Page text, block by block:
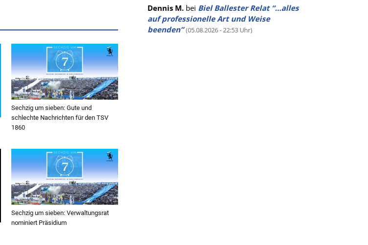
Sechzig um sieben: Gute und
schlechte Nachrichten für den TSV
1860
Sechzig um sieben: Verwaltungsrat
nominiert Präsidium
Dennis M. bei Biel Ballester Relat “…alles
auf professionelle Art und Weise
beenden” (05.08.2026 - 22:53 Uhr)